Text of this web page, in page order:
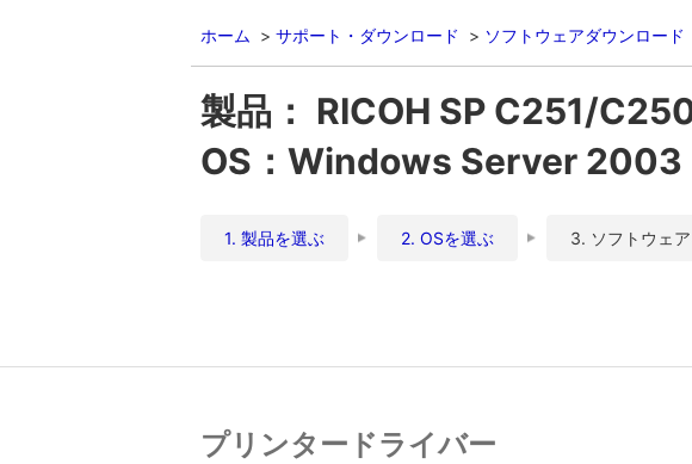
ホーム サポート・ダウンロード ソフトウェアダウンロード
製品： RICOH SP C251/
OS：Windows Server 2003
1. 製品を選ぶ 2. OSを選ぶ 3. ソフトウェ
プリンタードライバー